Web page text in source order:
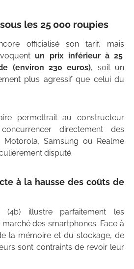
les 25 000 roupies
officialisé son tarif, mais
un prix inférieur à 25
(environ 230 euros), soit un
plus agressif que celui du
permettrait au constructeur
directement des
Motorola, Samsung ou Realme
disputé.
à la hausse des coûts de
(4b) illustre parfaitement les
des smartphones. Face à
la mémoire et du stockage, de
sont contraints de revoir leur